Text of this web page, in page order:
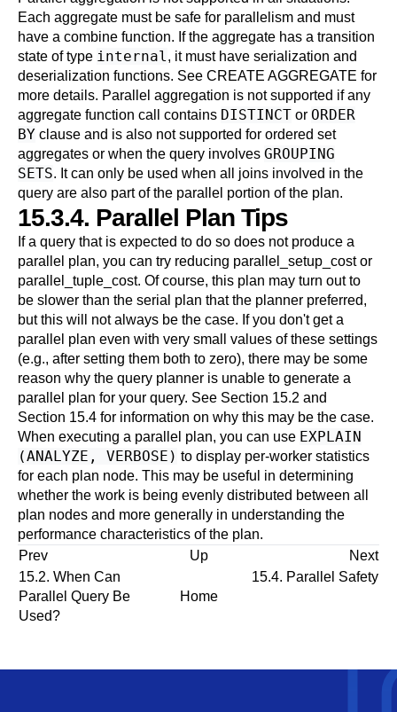
Each aggregate must be safe for parallelism and must
have a combine function. If the aggregate has a transition
state of type internal, it must have serialization and
deserialization functions. See CREATE AGGREGATE for
more details. Parallel aggregation is not supported if any
aggregate function call contains DISTINCT or ORDER
BY clause and is also not supported for ordered set
aggregates or when the query involves GROUPING
SETS. It can only be used when all joins involved in the
query are also part of the parallel portion of the plan.
15.3.4. Parallel Plan Tips
If a query that is expected to do so does not produce a
parallel plan, you can try reducing parallel_setup_costor
parallel_tuple_cost. Of course, this plan may turn out to
be slower than the serial plan that the planner preferred,
but this will not always be the case. If you don't get a
parallel plan even with very small values of these settings
(e.g., after setting them both to zero), there may be some
reason why the query planner is unable to generate a
parallel plan for your query. See Section 15.2 and
Section 15.4 for information on why this may be the case.
When executing a parallel plan, you can use EXPLAIN
(ANALYZE, VERBOSE) to display per-worker statistics
for each plan node. This may be useful in determining
whether the work is being evenly distributed between all
plan nodes and more generally in understanding the
performance characteristics of the plan.
Prev
Up
Next
15.2. When Can
Parallel Query Be
Used?
Home
15.4. Parallel Safety